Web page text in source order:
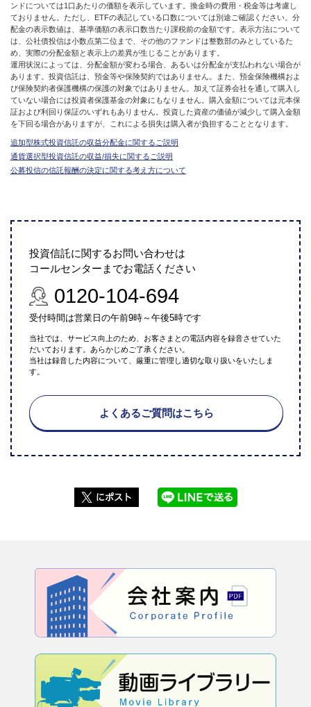
ンドについては1口あたりの価額を表示しています。換金時の費用・税金等は考慮し
ておりません。ただし、ETFの表記している口数については別途ご確認ください。分
配金の表示数値は、基準価額の表示口数当たり課税前の金額です。表示方法について
は、公社債投信は小数点第二位まで、その他のファンドは整数部のみとしているた
め、実際の分配金額と表示上の差異が生じることがあります。
運用状況によっては、分配金額が変わる場合、あるいは分配金が支払われない場合が
あります。投資信託は、預金等や保険契約ではありません。また、預金保険機構およ
び保険契約者保護機構の保護の対象ではありません。加えて証券会社を通して購入し
ていない場合には投資者保護基金の対象にもなりません。購入金額については元本保
証および利回り保証のいずれもありません。投資した資産の価値が減少して購入金額
を下回る場合がありますが、これによる損失は購入者が負担することとなります。
追加型株式投資信託の収益分配金に関するご説明
通貨選択型投資信託の収益/損失に関するご説明
公募投信の信託報酬の決定に関する考え方について
投資信託に関するお問い合わせは
コールセンターまでお電話ください
0120-104-694
受付時間は営業日の午前9時～午後5時です
当社では、サービス向上のため、お客さまとの電話内容を録音させていた
だいております。あらかじめご了承ください。
当社は録音した内容について、厳重に管理し適切な取り扱いをいたしま
す。
よくあるご質問はこちら